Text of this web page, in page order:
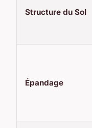
Structure du Sol
Épandage